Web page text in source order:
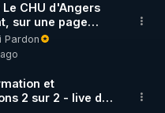
CHU d'Angers
sur une page
ses consignes
Covid en
Toute patiente
au moins une
d'un
Pardon
et
2 sur 2 - live du